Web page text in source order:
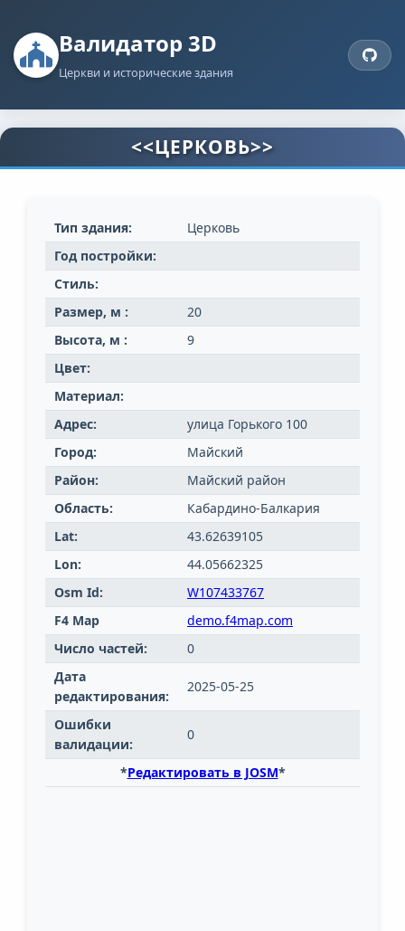
Валидатор 3D
Церкви и исторические здания
<<ЦЕРКОВЬ>>
Тип здания:
Церковь
Год постройки:
Стиль:
Размер, м :
20
Высота, м :
9
Цвет:
Материал:
Адрес:
улица Горького 100
Город:
Майский
Район:
Майский район
Область:
Кабардино-Балкария
Lat:
43.62639105
Lon:
44.05662325
Osm Id:
W107433767
F4 Map
demo.f4map.com
Число частей:
0
Дата
редактирования:
2025-05-25
Ошибки
валидации:
0
*Редактировать в JOSM*